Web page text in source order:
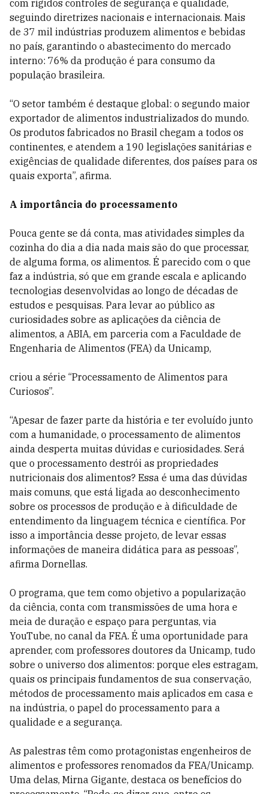
com rígidos controles de segurança e qualidade,
seguindo diretrizes nacionais e internacionais. Mais
de 37 mil indústrias produzem alimentos e bebidas
no país, garantindo o abastecimento do mercado
interno: 76% da produção é para consumo da
população brasileira.
“O setor também é destaque global: o segundo maior
exportador de alimentos industrializados do mundo.
Os produtos fabricados no Brasil chegam a todos os
continentes, e atendem a 190 legislações sanitárias e
exigências de qualidade diferentes, dos países para os
quais exporta”, afirma.
A importância do processamento
Pouca gente se dá conta, mas atividades simples da
cozinha do dia a dia nada mais são do que processar,
de alguma forma, os alimentos. É parecido com o que
faz a indústria, só que em grande escala e aplicando
tecnologias desenvolvidas ao longo de décadas de
estudos e pesquisas. Para levar ao público as
curiosidades sobre as aplicações da ciência de
alimentos, a ABIA, em parceria com a Faculdade de
Engenharia de Alimentos (FEA) da Unicamp,
criou a série “Processamento de Alimentos para
Curiosos”.
“Apesar de fazer parte da história e ter evoluído junto
com a humanidade, o processamento de alimentos
ainda desperta muitas dúvidas e curiosidades. Será
que o processamento destrói as propriedades
nutricionais dos alimentos? Essa é uma das dúvidas
mais comuns, que está ligada ao desconhecimento
sobre os processos de produção e à dificuldade de
entendimento da linguagem técnica e científica. Por
isso a importância desse projeto, de levar essas
informações de maneira didática para as pessoas”,
afirma Dornellas.
O programa, que tem como objetivo a popularização
da ciência, conta com transmissões de uma hora e
meia de duração e espaço para perguntas, via
YouTube, no canal da FEA. É uma oportunidade para
aprender, com professores doutores da Unicamp, tudo
sobre o universo dos alimentos: porque eles estragam,
quais os principais fundamentos de sua conservação,
métodos de processamento mais aplicados em casa e
na indústria, o papel do processamento para a
qualidade e a segurança.
As palestras têm como protagonistas engenheiros de
alimentos e professores renomados da FEA/Unicamp.
Uma delas, Mirna Gigante, destaca os benefícios do